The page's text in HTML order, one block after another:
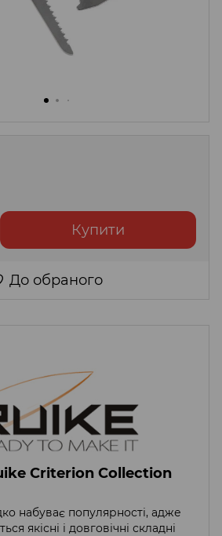
Купити
До обраного
Criterion Collection
набуває популярності, адже
якісні і довговічні складні